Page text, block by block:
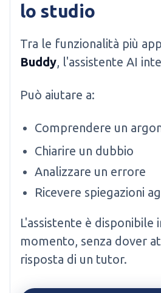
lo studio
Tra le funzionalità più
Buddy, l'assistente AI
Può aiutare a:
Comprendere un
Chiarire un dubbio
Analizzare un errore
Ricevere spiegazioni
L'assistente è disponibile
momento, senza dover
risposta di un tutor.